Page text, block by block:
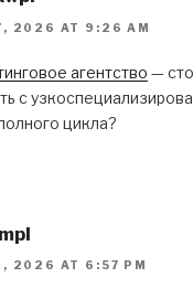
2026 AT 9:26 AM
агентство —
с
цикла?
2026 AT 6:57 PM